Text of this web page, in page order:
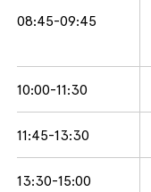
08:45-09:45
10:00-11:30
11:45-13:30
13:30-15:00